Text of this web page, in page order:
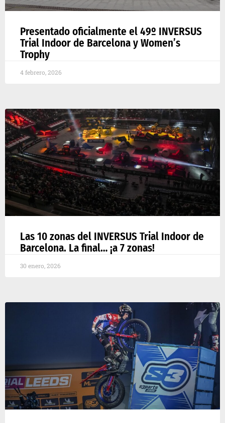
Presentado oficialmente el 49º INVERSUS
Trial Indoor de Barcelona y Women’s
Trophy
4 febrero, 2026
Las 10 zonas del INVERSUS Trial Indoor de
Barcelona. La final… ¡a 7 zonas!
30 enero, 2026